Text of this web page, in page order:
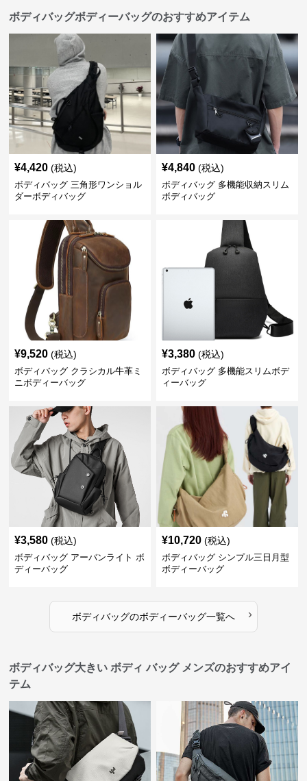
ボディバッグボディーバッグのおすすめアイテム
¥4,420 (税込)
ボディバッグ 三角形ワンショル
ダーボディバッグ
¥4,840 (税込)
ボディバッグ 多機能収納スリム
ボディバッグ
¥9,520 (税込)
ボディバッグ クラシカル牛革ミ
ニボディーバッグ
¥3,380 (税込)
ボディバッグ 多機能スリムボデ
ィーバッグ
¥3,580 (税込)
ボディバッグ アーバンライト ボ
ディーバッグ
¥10,720 (税込)
ボディバッグ シンプル三日月型
ボディーバッグ
ボディバッグのボディーバッグ一覧へ ›
ボディバッグ大きい ボディ バッグ メンズのおすすめアイ
テム